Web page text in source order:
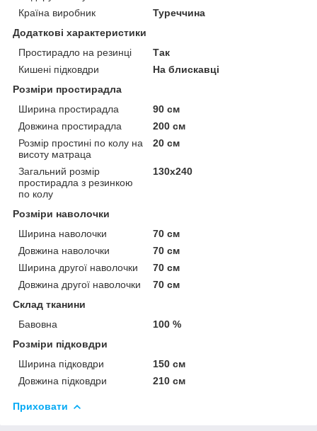
Країна виробник
Туреччина
Додаткові характеристики
Простирадло на резинці
Так
Кишені підковдри
На блискавці
Розміри простирадла
Ширина простирадла
90 см
Довжина простирадла
200 см
Розмір простині по колу на
висоту матраца
20 см
Загальний розмір
простирадла з резинкою
по колу
130х240
Розміри наволочки
Ширина наволочки
70 см
Довжина наволочки
70 см
Ширина другої наволочки
70 см
Довжина другої наволочки
70 см
Склад тканини
Бавовна
100 %
Розміри підковдри
Ширина підковдри
150 см
Довжина підковдри
210 см
Приховати